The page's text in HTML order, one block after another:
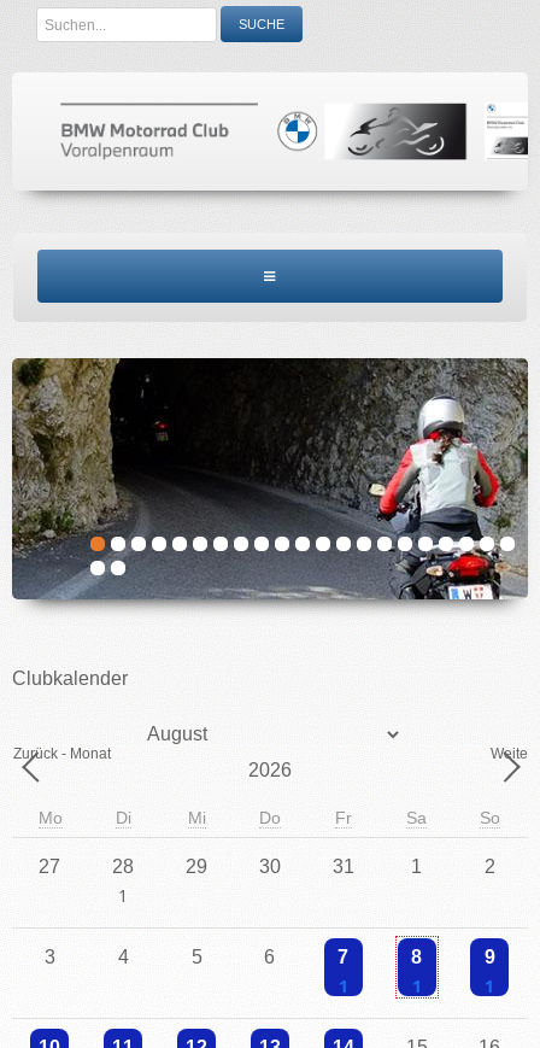
Search
...
SUCHE
CLUBINFO
TERMINE
ACCESSORIES
KONTAKT
IMPRESSUM
Clubkalender
Zurück - Monat
Monat
Weiter
Mo Di Mi Do Fr Sa So
27 28 29 30 31 1 2
3 4 5 6 7
Einzelne Veranstaltung
8 9